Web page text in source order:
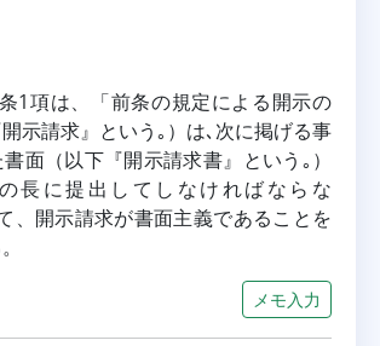
1項は、「前条の規定による開示の
示請求』という｡）は､次に掲げる事
面（以下『開示請求書』という｡）
長に提出してしなければならな
、開示請求が書面主義であることを
メモ入力